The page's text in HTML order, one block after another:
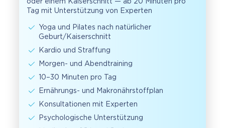
oder einem Kaiserschnitt — ab 20 Minuten pro
Tag mit Unterstützung von Experten
Yoga und Pilates nach natürlicher
Geburt/Kaiserschnitt
Kardio und Straffung
Morgen- und Abendtraining
10–30 Minuten pro Tag
Ernährungs- und Makronährstoffplan
Konsultationen mit Experten
Psychologische Unterstützung